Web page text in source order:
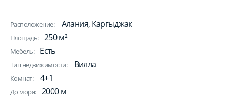
Расположение: Алания, Каргыджак
Площадь: 250 м²
Мебель: Есть
Тип недвижимости: Вилла
Комнат: 4+1
До моря: 2000 м